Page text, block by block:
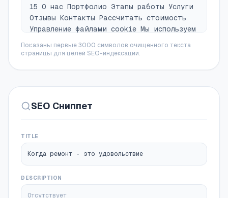
15 О нас Портфолио Этапы работы Услуги
Отзывы Контакты Рассчитать стоимость
Управление файлами cookie Мы используем
взаимодействия с сайтом. Принять все
включены.Другие файлы cookie можно
для того, чтобы вы могли пользоваться
веб-сайтом и его функциями. Их нельзя
на ваши запросы, такие как настройка
параметров конфиденциальности, вход в
Показаны первые 3000 символов очищенного текста
страницы для целей SEO-индексации.
SEO Сниппет
TITLE
Когда ремонт - это удовольствие
DESCRIPTION
Отсутствует